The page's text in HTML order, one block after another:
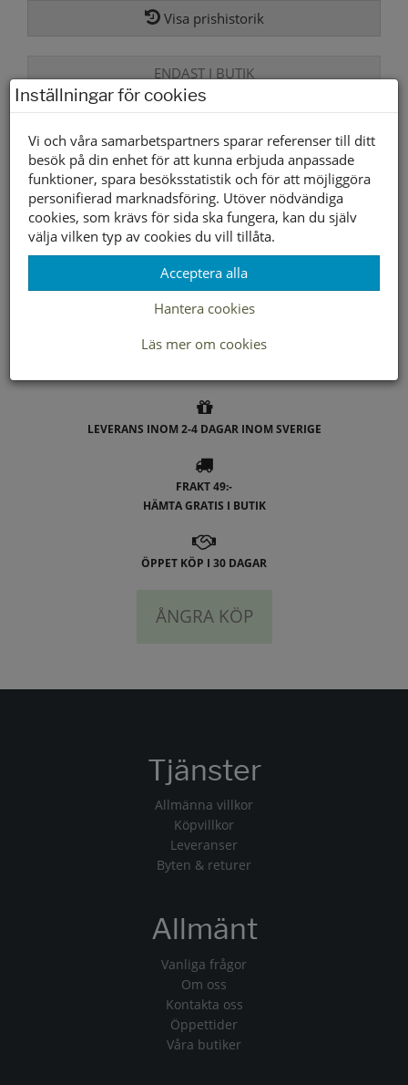
Visa prishistorik
ENDAST I BUTIK
Butik
37 38 39 40
41
Borlänge
Buffert lager
LEVERANS INOM 2-4 DAGAR INOM SVERIGE
FRAKT 49:-
HÄMTA GRATIS I BUTIK
ÖPPET KÖP I 30 DAGAR
ÅNGRA KÖP
Inställningar för cookies
Vi och våra samarbetspartners sparar referenser till ditt
besök på din enhet för att kunna erbjuda anpassade
funktioner, spara besöksstatistik och för att möjliggöra
personifierad marknadsföring. Utöver nödvändiga
cookies, som krävs för sida ska fungera, kan du själv
välja vilken typ av cookies du vill tillåta.
Acceptera alla
Hantera cookies
Läs mer om cookies
Tjänster
Allmänna villkor
Köpvillkor
Leveranser
Byten & returer
Allmänt
Vanliga frågor
Om oss
Kontakta oss
Öppettider
Våra butiker